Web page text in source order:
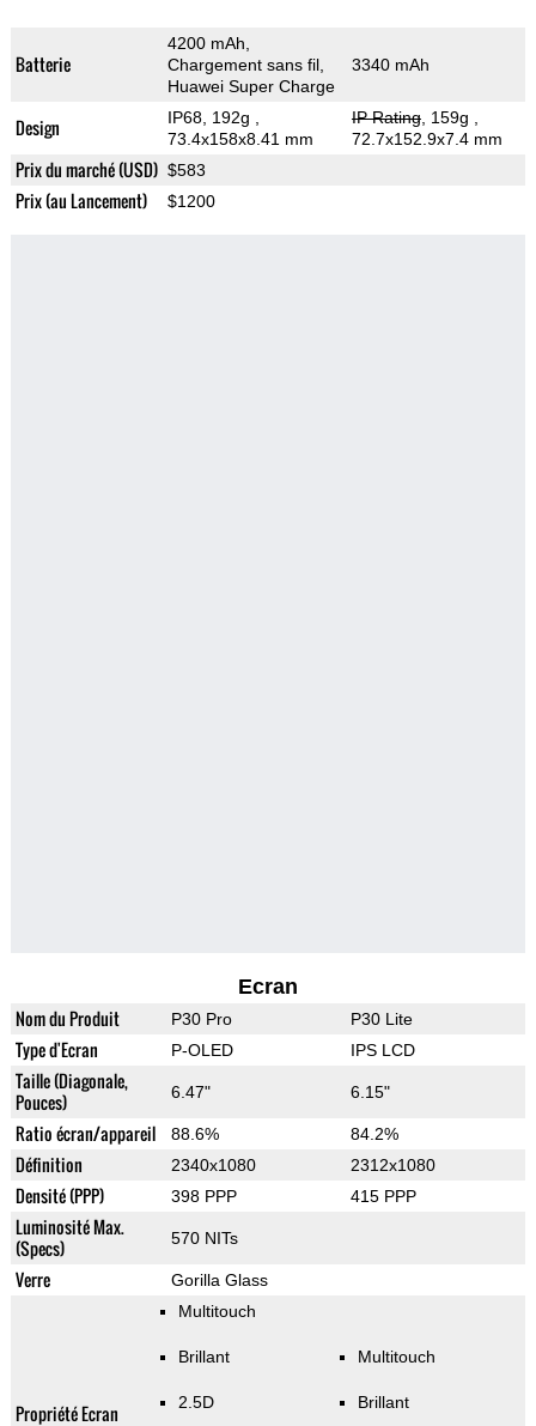
Batterie
4200 mAh,
Chargement sans fil,
Huawei Super Charge
3340 mAh
Design IP68, 192g
73.4x158x8.41 mm
IP Rating, 159g
72.7x152.9x7.4 mm
Prix du marché (USD) $583
Prix (au Lancement) $1200
Ecran
Nom du Produit P30 Pro P30 Lite
Type d'Ecran P-OLED IPS LCD
Taille (Diagonale,
Pouces)
6.47" 6.15"
Ratio écran/appareil 88.6% 84.2%
Définition 2340x1080 2312x1080
Densité (PPP) 398 PPP 415 PPP
Luminosité Max.
(Specs)
570 NITs
Verre Gorilla Glass
Propriété Ecran
Multitouch
Brillant
2.5D
Multitouch
Brillant